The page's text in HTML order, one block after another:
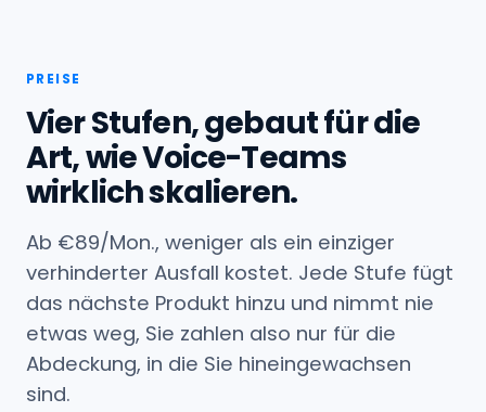
PREISE
Vier Stufen, gebaut für die
Art, wie Voice-Teams
wirklich skalieren.
Ab €89/Mon., weniger als ein einziger
verhinderter Ausfall kostet. Jede Stufe fügt
das nächste Produkt hinzu und nimmt nie
etwas weg, Sie zahlen also nur für die
Abdeckung, in die Sie hineingewachsen
sind.